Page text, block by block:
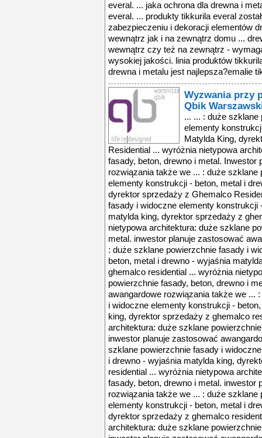
everal. ... jaka ochrona dla drewna i
everal. ... produkty tikkurila everal
zabezpieczeniu i dekoracji elementów
wewnątrz jak i na zewnątrz domu ...
wewnątrz czy też na zewnątrz -
wysokiej jakości. linia produktów
drewna i metalu jest najlepsza?emalie
Wyzwania przy
Qbik
... ... : duże
elementy
Matylda King,
Residential ... wyróżnia nietypowa
fasady, beton, drewno i metal. Inwestor
rozwiązania także we ... : duże
elementy konstrukcji - beton, metal i
dyrektor sprzedaży z Ghemalco
fasady i widoczne elementy konstrukcji
matylda king, dyrektor sprzedaży z
nietypowa architektura: duże szklane
metal. inwestor planuje zastosować
: duże szklane powierzchnie fasady i
beton, metal i drewno - wyjaśnia
ghemalco residential ... wyróżnia
powierzchnie fasady, beton, drewno i
awangardowe rozwiązania także we ...
i widoczne elementy konstrukcji -
king, dyrektor sprzedaży z ghemalco
architektura: duże szklane
inwestor planuje zastosować
szklane powierzchnie fasady i
i drewno - wyjaśnia matylda king,
residential ... wyróżnia nietypowa
fasady, beton, drewno i metal. inwestor
rozwiązania także we ... : duże
elementy konstrukcji - beton, metal i
dyrektor sprzedaży z ghemalco
architektura: duże szklane